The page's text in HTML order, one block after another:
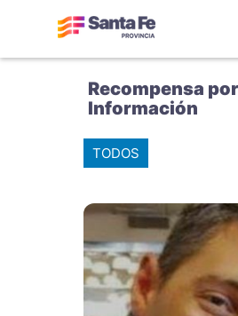
Recompensa por
Información
TODOS